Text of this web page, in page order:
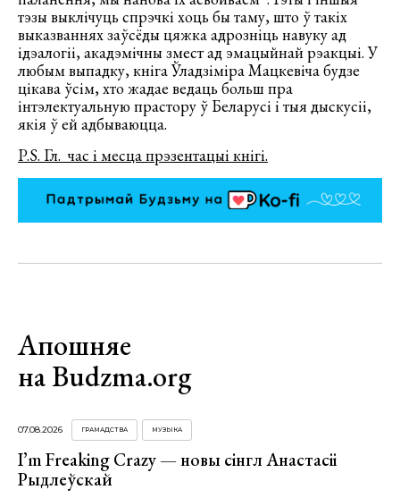
тэзы выклічуць спрэчкі хоць бы таму, што ў такіх
выказваннях заўсёды цяжка адрозніць навуку ад
ідэалогіі, акадэмічны змест ад эмацыйнай рэакцыі. У
любым выпадку, кніга Ўладзіміра Мацкевіча будзе
цікава ўсім, хто жадае ведаць больш пра
інтэлектуальную прастору ў Беларусі і тыя дыскусіі,
якія ў ей адбываюцца.
P.S. Гл. час і месца прэзентацыі кнігі.
Апошняе
на Budzma.org
07.08.2026 ГРАМАДСТВА МУЗЫКА
I’m Freaking Crazy — новы сінгл Анастасіі
Рыдлеўскай